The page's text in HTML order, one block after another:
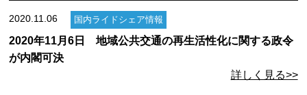
2020.11.06 国内ライドシェア情報
2020年11月6日 地域公共交通の再生活性化に関する政令
が内閣可決
詳しく見る>>